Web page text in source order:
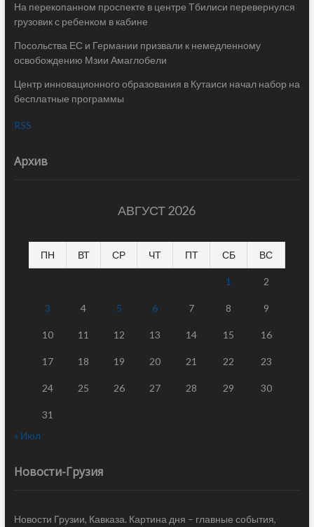
На перекопанном проспекте в центре Тбилиси перевернулся
грузовик с ребенком в кабине
Посольства ЕС и Германии призвали к немедленному
освобождению Мзии Амаглобели
Центр инновационного образования в Кутаиси начал набор на
бесплатные программы
RSS
Архив
АВГУСТ 2026
ПН ВТ СР ЧТ ПТ СБ ВС
1 2
3 4 5 6 7 8 9
10 11 12 13 14 15 16
17 18 19 20 21 22 23
24 25 26 27 28 29 30
31
« Июл
Новости-Грузия
Новости Грузии, Кавказа. Картина дня – главные события,